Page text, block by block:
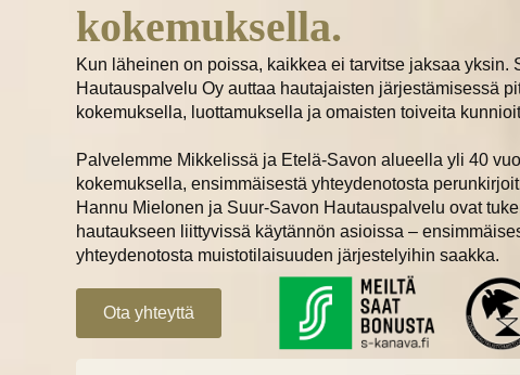
kokemuksella.
Kun läheinen on poissa, kaikkea ei tarvitse jaksaa yksin.
Hautauspalvelu Oy auttaa hautajaisten järjestämisessä
kokemuksella, luottamuksella ja omaisten toiveita
Palvelemme Mikkelissä ja Etelä-Savon alueella yli 40
kokemuksella, ensimmäisestä yhteydenotosta
Hannu Mielonen ja Suur-Savon Hautauspalvelu ovat
hautaukseen liittyvissä käytännön asioissa –
yhteydenotosta muistotilaisuuden järjestelyihin saakka.
Ota yhteyttä